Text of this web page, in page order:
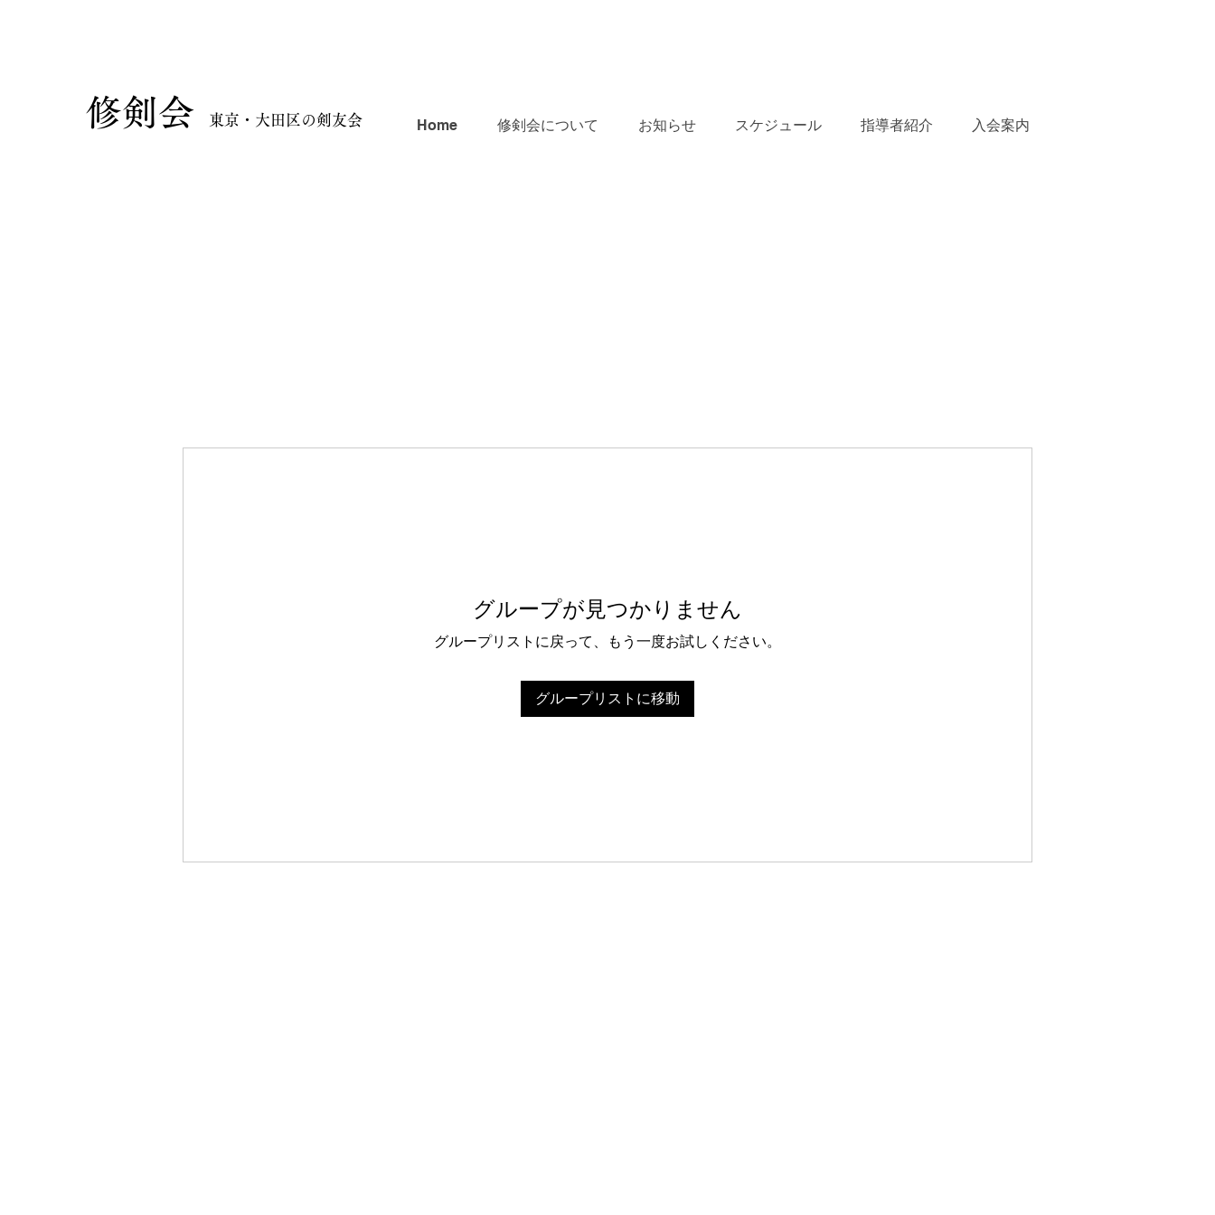
​修剣会 東京・大田区の剣友会 Home 修剣会について お知らせ スケジュール 指導者紹介 入会案内
グループが見つかりません
グループリストに戻って、もう一度お試しください。
グループリストに移動